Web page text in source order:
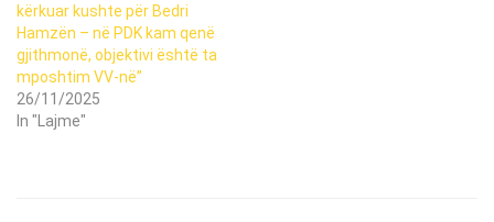
kërkuar kushte për Bedri
Hamzën – në PDK kam qenë
gjithmonë, objektivi është ta
mposhtim VV-në”
26/11/2025
In "Lajme"